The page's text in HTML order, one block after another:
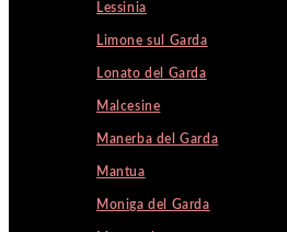
Lessinia
Limone sul Garda
Lonato del Garda
Malcesine
Manerba del Garda
Mantua
Moniga del Garda